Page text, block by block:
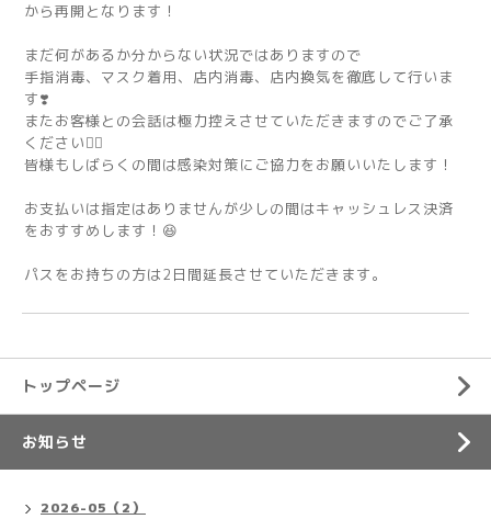
から再開となります！
まだ何があるか分からない状況ではありますので
手指消毒、マスク着用、店内消毒、店内換気を徹底して行いま
す❣️
またお客様との会話は極力控えさせていただきますのでご了承
ください🙇‍♂️
皆様もしばらくの間は感染対策にご協力をお願いいたします！
お支払いは指定はありませんが少しの間はキャッシュレス決済
をおすすめします！😆
パスをお持ちの方は2日間延長させていただきます。
トップページ
お知らせ
2026-05（2）